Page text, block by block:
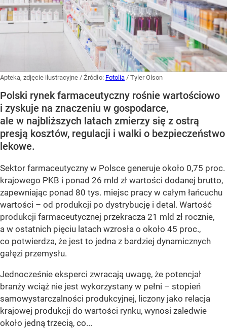
Apteka, zdjęcie ilustracyjne / Źródło: Fotolia / Tyler Olson
Polski rynek farmaceutyczny rośnie wartościowo
i zyskuje na znaczeniu w gospodarce,
ale w najbliższych latach zmierzy się z ostrą
presją kosztów, regulacji i walki o bezpieczeństwo
lekowe.
Sektor farmaceutyczny w Polsce generuje około 0,75 proc.
krajowego PKB i ponad 26 mld zł wartości dodanej brutto,
zapewniając ponad 80 tys. miejsc pracy w całym łańcuchu
wartości – od produkcji po dystrybucję i detal. Wartość
produkcji farmaceutycznej przekracza 21 mld zł rocznie,
a w ostatnich pięciu latach wzrosła o około 45 proc.,
co potwierdza, że jest to jedna z bardziej dynamicznych
gałęzi przemysłu.
Jednocześnie eksperci zwracają uwagę, że potencjał
branży wciąż nie jest wykorzystany w pełni – stopień
samowystarczalności produkcyjnej, liczony jako relacja
krajowej produkcji do wartości rynku, wynosi zaledwie
około jedną trzecią, co...